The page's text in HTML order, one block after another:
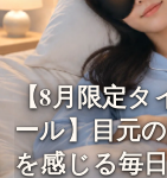
【8月限定タ
ール】目元
を感じる毎